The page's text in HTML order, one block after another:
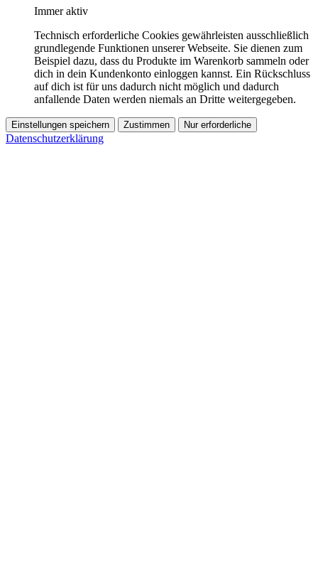
Immer aktiv
Technisch erforderliche Cookies gewährleisten ausschließlich
grundlegende Funktionen unserer Webseite. Sie dienen zum
Beispiel dazu, dass du Produkte im Warenkorb sammeln oder
dich in dein Kundenkonto einloggen kannst. Ein Rückschluss
auf dich ist für uns dadurch nicht möglich und dadurch
anfallende Daten werden niemals an Dritte weitergegeben.
Einstellungen speichern Zustimmen Nur erforderliche
Datenschutzerklärung